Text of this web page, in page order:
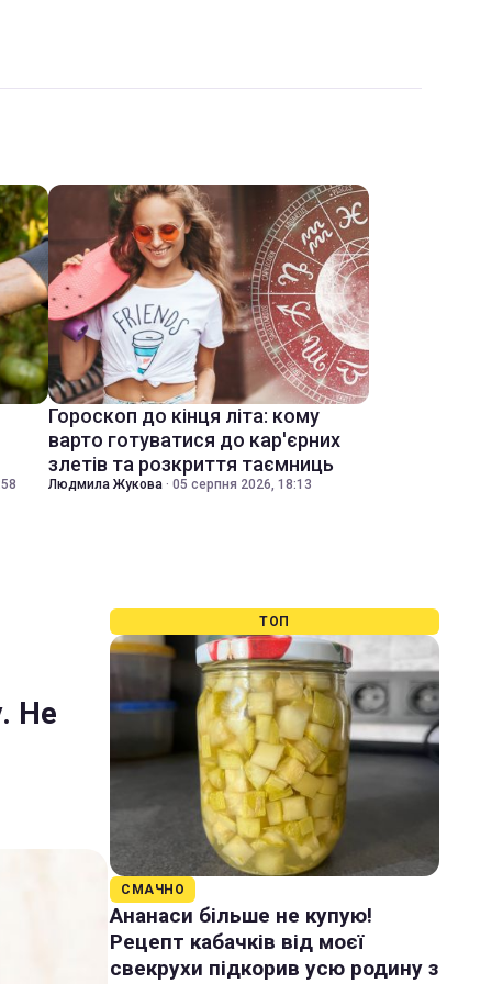
Гороскоп до кінця літа: кому
варто готуватися до кар'єрних
злетів та розкриття таємниць
Людмила Жукова · 05 серпня 2026, 18:13
Не
ТОП
СМАЧНО
Ананаси більше не купую!
Рецепт кабачків від моєї
свекрухи підкорив усю родину з